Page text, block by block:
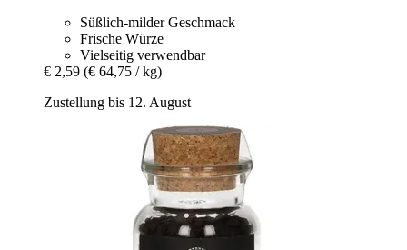
Süßlich-milder Geschmack
Frische Würze
Vielseitig verwendbar
€ 2,59 (€ 64,75 / kg)
Zustellung bis 12. August